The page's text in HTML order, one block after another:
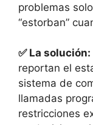
problemas
“estorban”
✅ La solución:
reportan el
sistema de
llamadas
restricciones